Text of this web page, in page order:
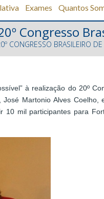
Exames Quantos
Congresso
CONGRESSO BRASILEIRO
à realização do 20º
Martonio Alves
mil participantes para